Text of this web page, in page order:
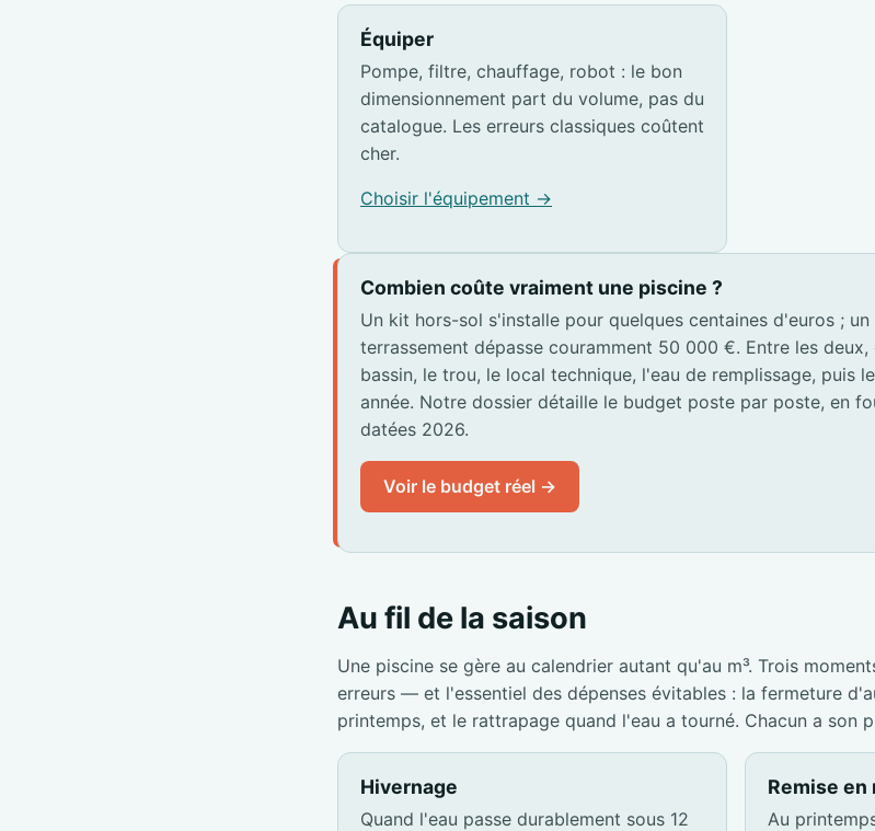
Équiper
Pompe, filtre, chauffage, robot : le bon
dimensionnement part du volume, pas du
catalogue. Les erreurs classiques coûtent
cher.
Choisir l'équipement →
Combien coûte vraiment une piscine ?
Un kit hors-sol s'installe pour quelques centaines d'euros ; un
terrassement dépasse couramment 50 000 €. Entre les
bassin, le trou, le local technique, l'eau de remplissage, puis
année. Notre dossier détaille le budget poste par poste, en
datées 2026.
Voir le budget réel →
Au fil de la saison
Une piscine se gère au calendrier autant qu'au m³. Trois
erreurs — et l'essentiel des dépenses évitables : la fermeture
printemps, et le rattrapage quand l'eau a tourné. Chacun a son
Hivernage
Quand l'eau passe durablement sous 12
Remise en
Au